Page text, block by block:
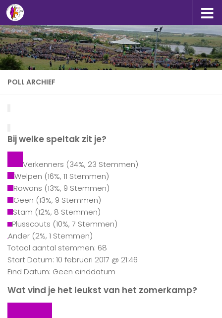
Doorgaan naar inhoud
POLL ARCHIEF
Bij welke speltak zit je?
Verkenners (34%, 23 Stemmen)
Welpen (16%, 11 Stemmen)
Rowans (13%, 9 Stemmen)
Geen (13%, 9 Stemmen)
Stam (12%, 8 Stemmen)
Plusscouts (10%, 7 Stemmen)
Ander (2%, 1 Stemmen)
Totaal aantal stemmen: 68
Start Datum: 10 februari 2017 @ 21:46
Eind Datum: Geen einddatum
Wat vind je het leukst van het zomerkamp?